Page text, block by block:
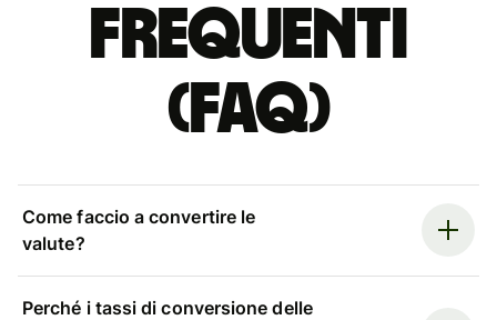
Frequenti
(FAQ)
Come faccio a convertire le
valute?
Perché i tassi di conversione delle